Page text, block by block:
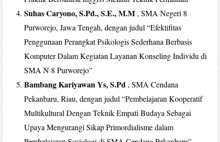
Suhas Caryono, S.Pd., S.E., M.M , SMA Negeri 8
Purworejo, Jawa Tengah, dengan judul “Efektifitas
Penggunaan Perangkat Psikologis Sederhana Berbasis
Komputer Dalam Kegiatan Layanan Konseling Individu di
SMA N 8 Purworejo”
Bambang Kariyawan Ys, S.Pd , SMA Cendana
Pekanbaru, Riau, dengan judul “Pembelajaran Kooperatif
Multikultural Dengan Teknik Empati Budaya Sebagai
Upaya Mengurangi Sikap Primordialisme dalam